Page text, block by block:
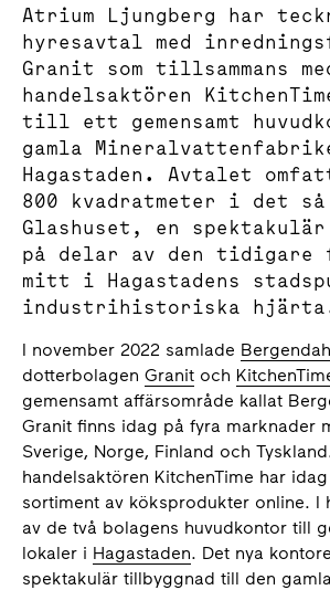
Atrium Ljungberg har
hyresavtal med
Granit som tillsammans
handelsaktören
till ett gemensamt
gamla
Hagastaden. Avtalet
800 kvadratmeter i det
Glashuset, en
på delar av den tidigare
mitt i Hagastadens
industrihistoriska
I november 2022 samlade
dotterbolagen Granit och
gemensamt affärsområde kallat
Granit finns idag på fyra marknader
Sverige, Norge, Finland och
handelsaktören KitchenTime har
sortiment av köksprodukter online. I
av de två bolagens huvudkontor till
lokaler i Hagastaden. Det nya
spektakulär tillbyggnad till den gamla